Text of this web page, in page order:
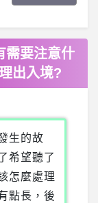
需要注意什
出入境?
生的故
希望聽了
怎麼處理
點長，後